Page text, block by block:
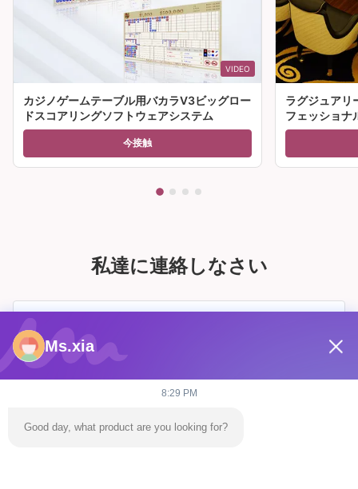
VIDEO
カジノゲームテーブル用バカラV3ビッグロー
ドスコアリングソフトウェアシステム
今接触
ラグジュアリ
フェッショナ
ーブル 販売
私達に連絡しなさい
Ms.xia
8:29 PM
Good day, what product are you looking for?